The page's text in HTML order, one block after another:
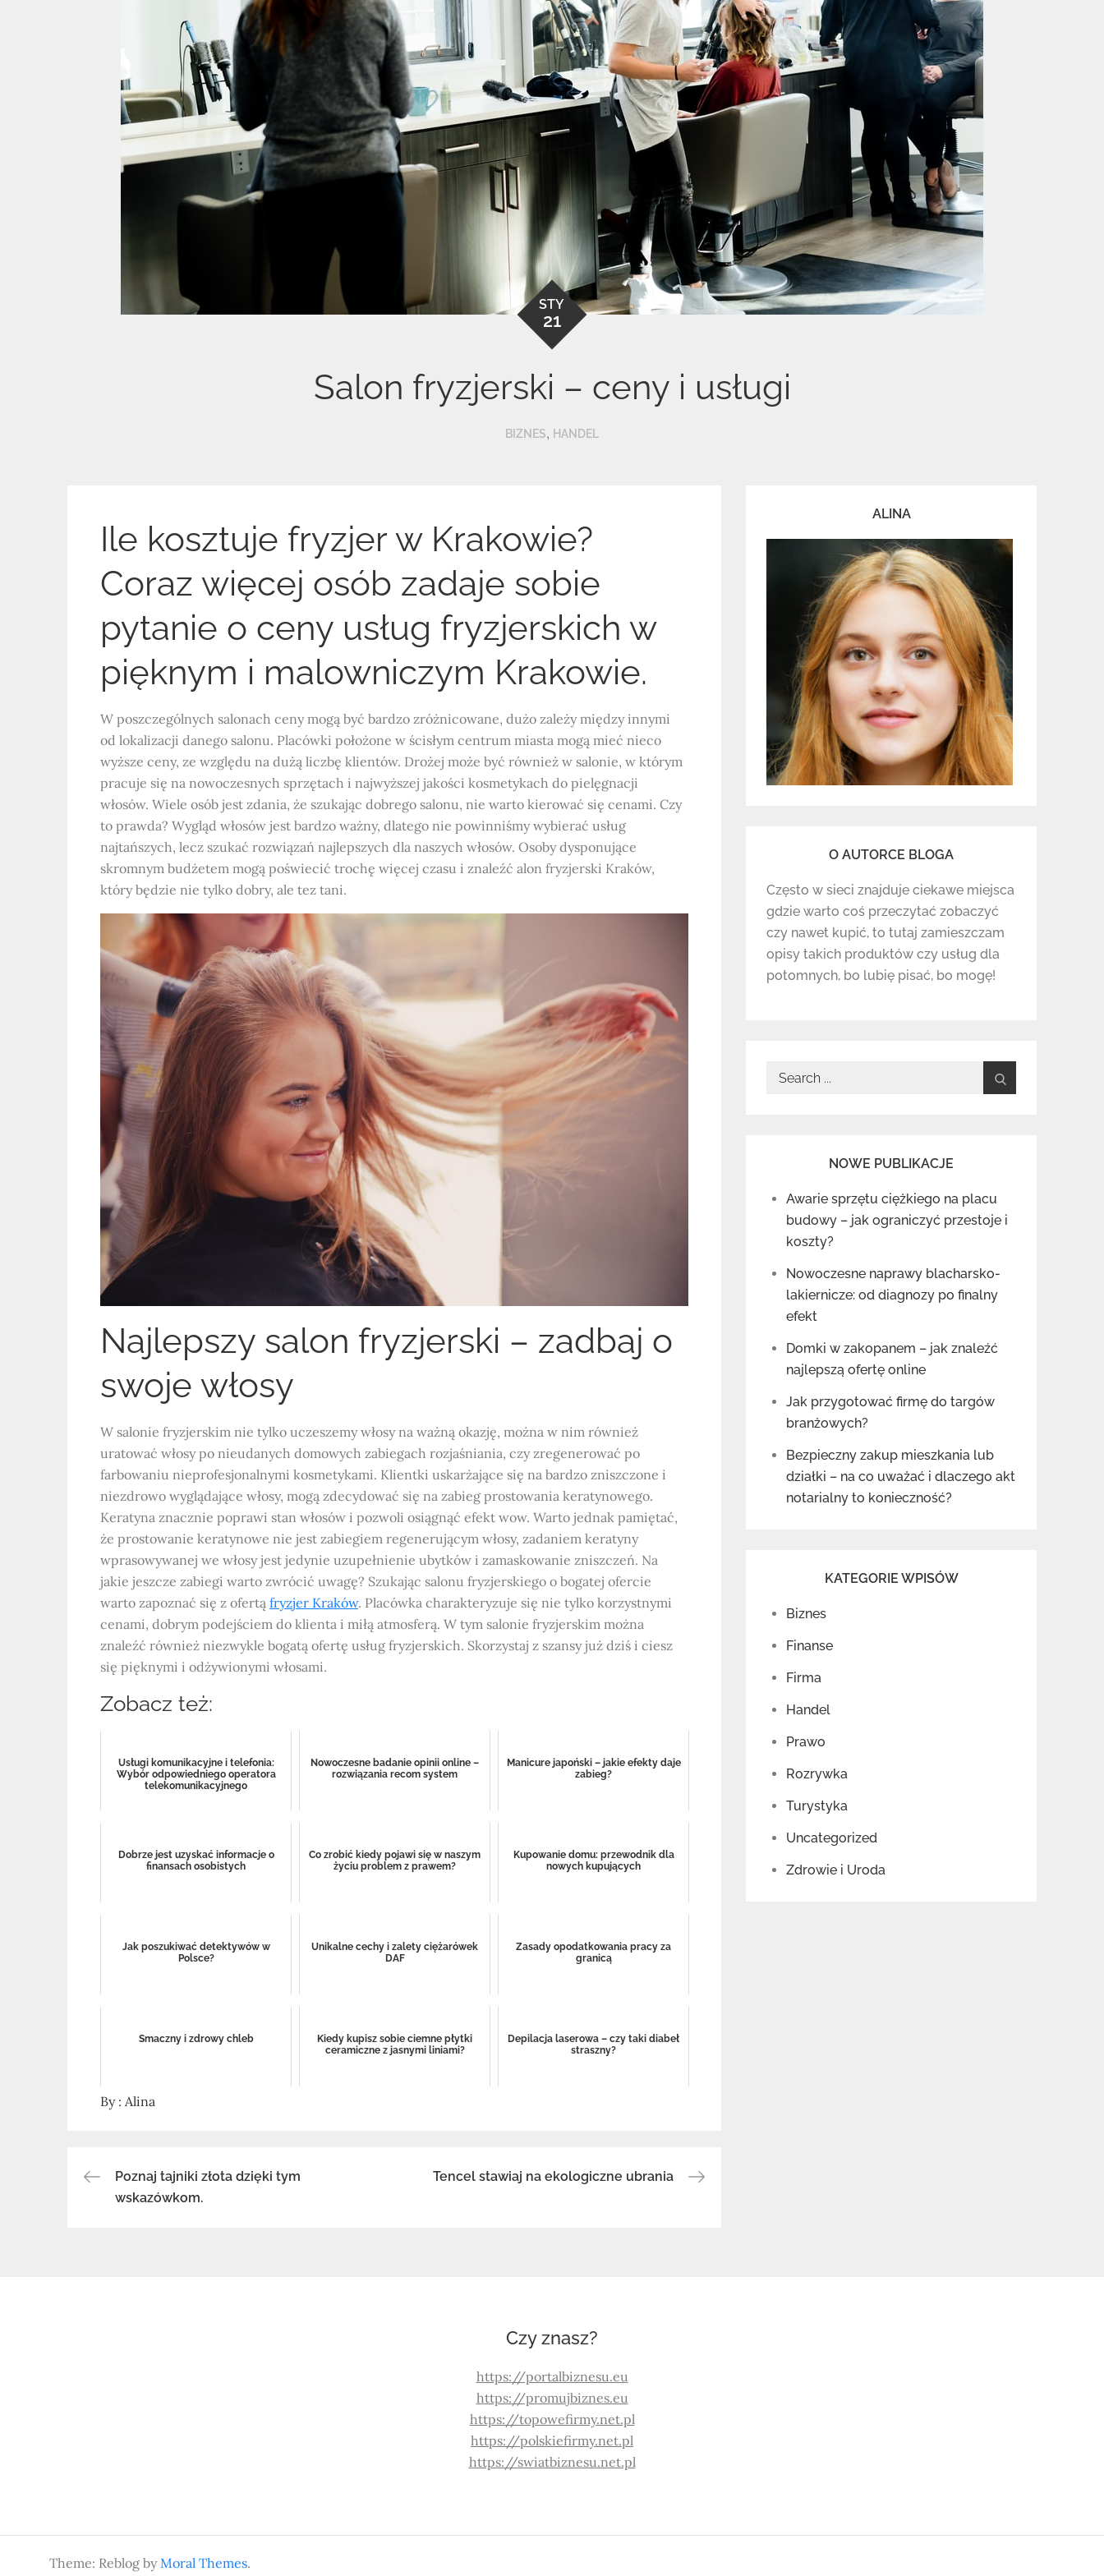
STY
21
Salon fryzjerski – ceny i usługi
BIZNES, HANDEL
Ile kosztuje fryzjer w Krakowie?
Coraz więcej osób zadaje sobie
pytanie o ceny usług fryzjerskich w
pięknym i malowniczym Krakowie.
W poszczególnych salonach ceny mogą być bardzo zróżnicowane, dużo zależy między innymi
od lokalizacji danego salonu. Placówki położone w ścisłym centrum miasta mogą mieć nieco
wyższe ceny, ze względu na dużą liczbę klientów. Drożej może być również w salonie, w którym
pracuje się na nowoczesnych sprzętach i najwyższej jakości kosmetykach do pielęgnacji
włosów. Wiele osób jest zdania, że szukając dobrego salonu, nie warto kierować się cenami. Czy
to prawda? Wygląd włosów jest bardzo ważny, dlatego nie powinniśmy wybierać usług
najtańszych, lecz szukać rozwiązań najlepszych dla naszych włosów. Osoby dysponujące
skromnym budżetem mogą poświecić trochę więcej czasu i znaleźć alon fryzjerski Kraków,
który będzie nie tylko dobry, ale tez tani.
Najlepszy salon fryzjerski – zadbaj o
swoje włosy
W salonie fryzjerskim nie tylko uczeszemy włosy na ważną okazję, można w nim również
uratować włosy po nieudanych domowych zabiegach rozjaśniania, czy zregenerować po
farbowaniu nieprofesjonalnymi kosmetykami. Klientki uskarżające się na bardzo zniszczone i
niezdrowo wyglądające włosy, mogą zdecydować się na zabieg prostowania keratynowego.
Keratyna znacznie poprawi stan włosów i pozwoli osiągnąć efekt wow. Warto jednak pamiętać,
że prostowanie keratynowe nie jest zabiegiem regenerującym włosy, zadaniem keratyny
wprasowywanej we włosy jest jedynie uzupełnienie ubytków i zamaskowanie zniszczeń. Na
jakie jeszcze zabiegi warto zwrócić uwagę? Szukając salonu fryzjerskiego o bogatej ofercie
warto zapoznać się z ofertą fryzjer Kraków. Placówka charakteryzuje się nie tylko korzystnymi
cenami, dobrym podejściem do klienta i miłą atmosferą. W tym salonie fryzjerskim można
znaleźć również niezwykle bogatą ofertę usług fryzjerskich. Skorzystaj z szansy już dziś i ciesz
się pięknymi i odżywionymi włosami.
Zobacz też:
Usługi komunikacyjne i telefonia:
Wybór odpowiedniego operatora
telekomunikacyjnego
Nowoczesne badanie opinii online –
rozwiązania recom system
Manicure japoński – jakie efekty daje
zabieg?
Dobrze jest uzyskać informacje o
finansach osobistych
Co zrobić kiedy pojawi się w naszym
życiu problem z prawem?
Kupowanie domu: przewodnik dla
nowych kupujących
Jak poszukiwać detektywów w
Polsce?
Unikalne cechy i zalety ciężarówek
DAF
Zasady opodatkowania pracy za
granicą
Smaczny i zdrowy chleb
Kiedy kupisz sobie ciemne płytki
ceramiczne z jasnymi liniami?
Depilacja laserowa – czy taki diabeł
straszny?
By : Alina
Nawigacja
Poznaj tajniki złota dzięki tym
wskazówkom.
Tencel stawiaj na ekologiczne ubrania
ALINA
O AUTORCE BLOGA
Często w sieci znajduje ciekawe miejsca
gdzie warto coś przeczytać zobaczyć
czy nawet kupić, to tutaj zamieszczam
opisy takich produktów czy usług dla
potomnych, bo lubię pisać, bo mogę!
Search
NOWE PUBLIKACJE
Awarie sprzętu ciężkiego na placu
budowy – jak ograniczyć przestoje i
koszty?
Nowoczesne naprawy blacharsko-
lakiernicze: od diagnozy po finalny
efekt
Domki w zakopanem – jak znaleźć
najlepszą ofertę online
Jak przygotować firmę do targów
branżowych?
Bezpieczny zakup mieszkania lub
działki – na co uważać i dlaczego akt
notarialny to konieczność?
KATEGORIE WPISÓW
Biznes
Finanse
Firma
Handel
Prawo
Rozrywka
Turystyka
Uncategorized
Zdrowie i Uroda
Czy znasz?
https://portalbiznesu.eu
https://promujbiznes.eu
https://topowefirmy.net.pl
https://polskiefirmy.net.pl
https://swiatbiznesu.net.pl
Theme: Reblog by Moral Themes.